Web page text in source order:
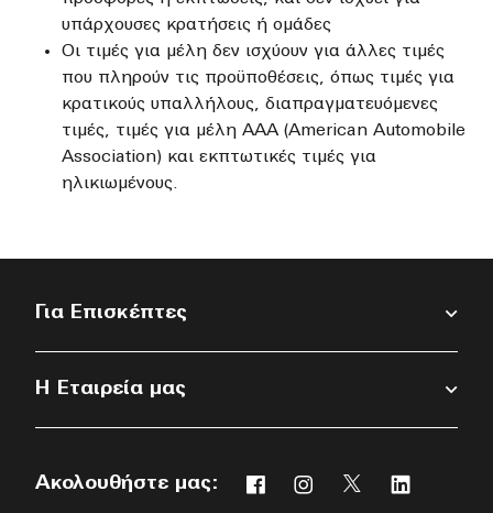
υπάρχουσες κρατήσεις ή ομάδες
Οι τιμές για μέλη δεν ισχύουν για άλλες τιμές
που πληρούν τις προϋποθέσεις, όπως τιμές για
κρατικούς υπαλλήλους, διαπραγματευόμενες
τιμές, τιμές για μέλη ΑAA (American Automobile
Association) και εκπτωτικές τιμές για
ηλικιωμένους.
Για Επισκέπτες
Η Εταιρεία μας
Ακολουθήστε μας:
Facebook
Ανοίγει νέο παράθυρο
Instagram
Ανοίγει νέο παράθυρο
Twitter
Ανοίγει νέο
Ανοίγει